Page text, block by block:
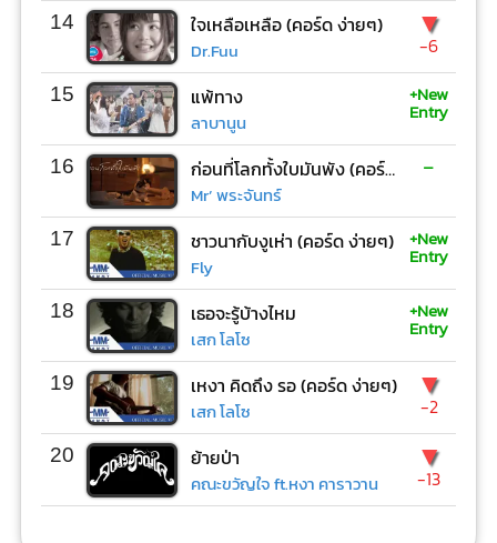
14 ใจเหลือเหลือ (คอร์ด ง่ายๆ)
Dr.Fuu
▼
-6
15 แพ้ทาง
ลาบานูน
+New
Entry
16 ก่อนที่โลกทั้งใบมันพัง (คอร์ด ง่ายๆ)
Mr’ พระจันทร์
-
17 ชาวนากับงูเห่า (คอร์ด ง่ายๆ)
Fly
+New
Entry
18 เธอจะรู้บ้างไหม
เสก โลโซ
+New
Entry
19 เหงา คิดถึง รอ (คอร์ด ง่ายๆ)
เสก โลโซ
▼
-2
20 ย้ายป่า
คณะขวัญใจ ft.หงา คาราวาน
▼
-13